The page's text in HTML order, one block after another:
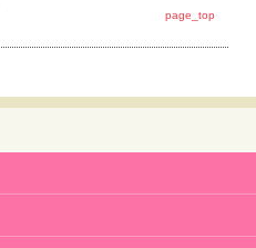
page_top